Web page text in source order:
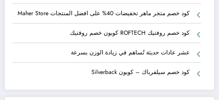
كود خصم متجر ماهر تخفيضات 40% على افضل المنتجات Maher Store
كود خصم روفتيك ROFTECH كوبون خصم روفتيك
عشر عادات حديثة تُساهم في زيادة الوزن بسرعة
كود خصم سيلفرباك – كوبون Silverback